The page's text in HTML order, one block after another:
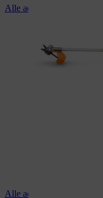
Alle accubosmaaiers
Alle accuheggenscharen